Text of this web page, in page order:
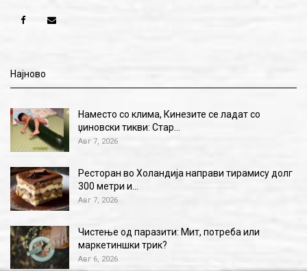
Најново
Наместо со клима, Кинезите се ладат со
џиновски тикви: Стар…
Авг 7, 2026
Ресторан во Холандија направи тирамису долг
300 метри и…
Авг 7, 2026
Чистење од паразити: Мит, потреба или
маркетиншки трик?
Авг 6, 2026